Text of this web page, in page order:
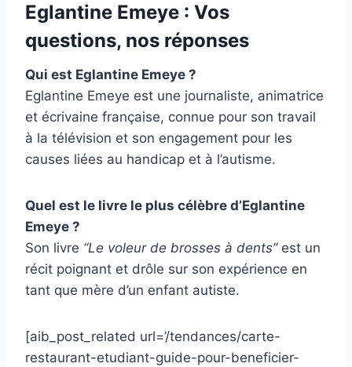
Eglantine Emeye : Vos
questions, nos réponses
Qui est Eglantine Emeye ?
Eglantine Emeye est une journaliste, animatrice
et écrivaine française, connue pour son travail
à la télévision et son engagement pour les
causes liées au handicap et à l’autisme.
Quel est le livre le plus célèbre d’Eglantine
Emeye ?
Son livre “Le voleur de brosses à dents”est un
récit poignant et drôle sur son expérience en
tant que mère d’un enfant autiste.
[aib_post_related url=’/tendances/carte-
restaurant-etudiant-guide-pour-beneficier-